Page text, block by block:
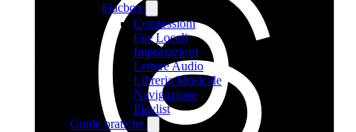
Flacbox
Connessioni
File Locali
Impostazioni
Lettore Audio
Libreria Musicale
Navigazione
Playlist
Guide pratiche